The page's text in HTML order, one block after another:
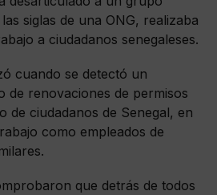
siglas de una ONG, realizaba
a ciudadanos senegaleses.
cuando se detectó un
de renovaciones de permisos
de ciudadanos de Senegal, en
como empleados de
que detrás de todos